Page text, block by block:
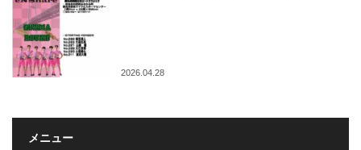
2026.04.28
メニュー